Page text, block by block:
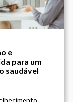
e
para um
saudável